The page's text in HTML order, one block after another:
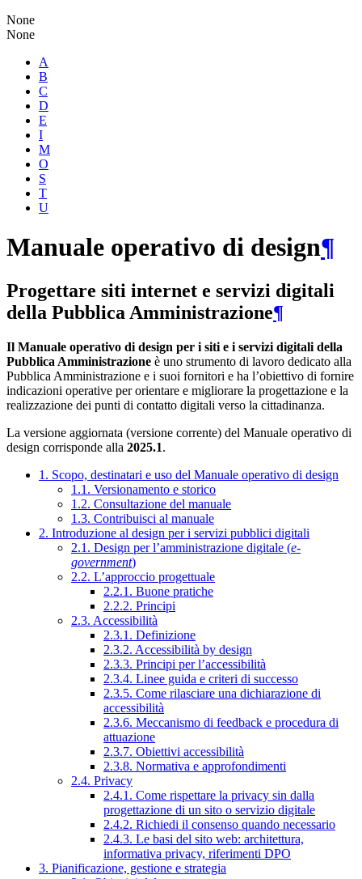
None
None
A
B
C
D
E
I
M
O
S
T
U
Manuale operativo di design¶
Progettare siti internet e servizi digitali
della Pubblica Amministrazione¶
Il Manuale operativo di design per i siti e i servizi digitali della
Pubblica Amministrazione è uno strumento di lavoro dedicato alla
Pubblica Amministrazione e i suoi fornitori e ha l’obiettivo di fornire
indicazioni operative per orientare e migliorare la progettazione e la
realizzazione dei punti di contatto digitali verso la cittadinanza.
La versione aggiornata (versione corrente) del Manuale operativo di
design corrisponde alla 2025.1.
1. Scopo, destinatari e uso del Manuale operativo di design
1.1. Versionamento e storico
1.2. Consultazione del manuale
1.3. Contribuisci al manuale
2. Introduzione al design per i servizi pubblici digitali
2.1. Design per l’amministrazione digitale (e-
government)
2.2. L’approccio progettuale
2.2.1. Buone pratiche
2.2.2. Principi
2.3. Accessibilità
2.3.1. Definizione
2.3.2. Accessibilità by design
2.3.3. Principi per l’accessibilità
2.3.4. Linee guida e criteri di successo
2.3.5. Come rilasciare una dichiarazione di
accessibilità
2.3.6. Meccanismo di feedback e procedura di
attuazione
2.3.7. Obiettivi accessibilità
2.3.8. Normativa e approfondimenti
2.4. Privacy
2.4.1. Come rispettare la privacy sin dalla
progettazione di un sito o servizio digitale
2.4.2. Richiedi il consenso quando necessario
2.4.3. Le basi del sito web: architettura,
informativa privacy, riferimenti DPO
3. Pianificazione, gestione e strategia